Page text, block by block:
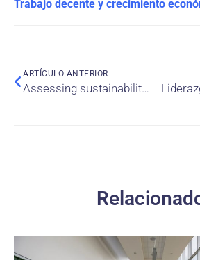
Trabajo decente y crecimiento
ARTÍCULO ANTERIOR
Assessing sustainability competencies in Latin American MBA programs: alignment with SDGs 4 and 17